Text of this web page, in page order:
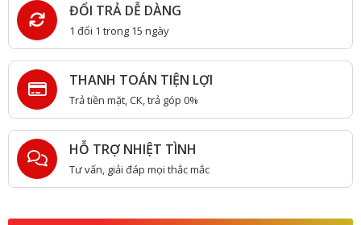
ĐỔI TRẢ DỄ DÀNG
1 đổi 1 trong 15 ngày
THANH TOÁN TIỆN LỢI
Trả tiền mặt, CK, trả góp 0%
HỖ TRỢ NHIỆT TÌNH
Tư vấn, giải đáp mọi thắc mắc